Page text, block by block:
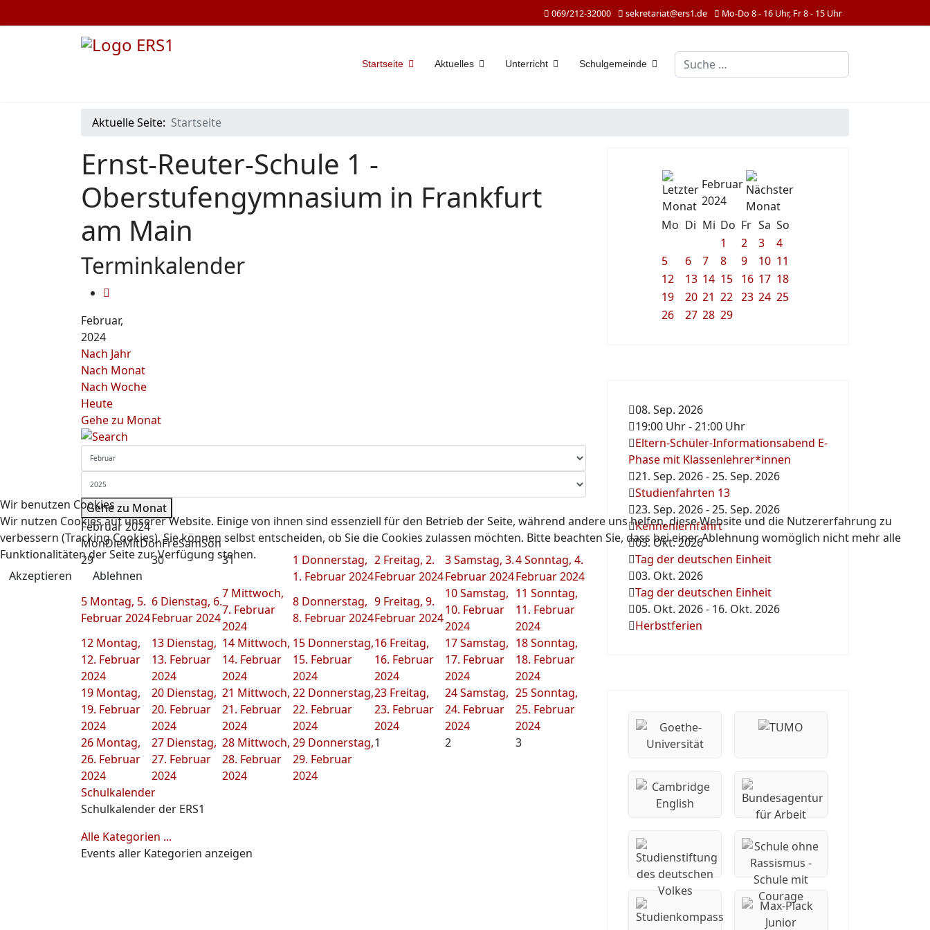
069/212-32000 sekretariat@ers1.de Mo-Do 8 - 16 Uhr, Fr 8 - 15 Uhr
Startseite Aktuelles Unterricht Schulgemeinde Suchen
Aktuelle Seite: Startseite
Ernst-Reuter-Schule 1 -
Oberstufengymnasium in Frankfurt
am Main
Terminkalender
Februar,
2024
Nach Jahr
Nach Monat
Nach Woche
Heute
Gehe zu Monat
Gehe zu Monat
Februar 2024
MonDieMitDonFreSamSon
29
30 31 1 Donnerstag,
1. Februar 2024
2 Freitag, 2.
Februar 2024
3Samstag, 3.
Februar 2024
4Sonntag, 4.
Februar 2024
5 Montag, 5.
Februar 2024
6 Dienstag, 6.
Februar 2024
7 Mittwoch,
7. Februar
2024
8 Donnerstag,
8. Februar 2024
9 Freitag, 9.
Februar 2024
10Samstag,
10. Februar
2024
11 Sonntag,
11. Februar
2024
12 Montag,
12. Februar
2024
13 Dienstag,
13. Februar
2024
14 Mittwoch,
14. Februar
2024
15 Donnerstag,
15. Februar
2024
16 Freitag,
16. Februar
2024
17Samstag,
17. Februar
2024
18Sonntag,
18. Februar
2024
19 Montag,
19. Februar
2024
20 Dienstag,
20. Februar
2024
21 Mittwoch,
21. Februar
2024
22 Donnerstag,
22. Februar
2024
23 Freitag,
23. Februar
2024
24Samstag,
24. Februar
2024
25Sonntag,
25. Februar
2024
26 Montag,
26. Februar
2024
27 Dienstag,
27. Februar
2024
28 Mittwoch,
28. Februar
2024
29 Donnerstag,
29. Februar
2024
1 2 3
Schulkalender
Schulkalender der ERS1
Alle Kategorien ...
Events aller Kategorien anzeigen
Februar
2024
Mo Di Mi Do Fr Sa So
1
2 3
4
5
6 7 8 9 10 11
12
13 14 15 16 17 18
19
20 21 22 23 24 25
26
27 28 29
08. Sep. 2026
19:00 Uhr-21:00 Uhr
Eltern-Schüler-Informationsabend E-
Phase mit Klassenlehrer*innen
21. Sep. 2026-25. Sep. 2026
Studienfahrten 13
23. Sep. 2026-25. Sep. 2026
Kennenlernfahrt
03. Okt. 2026
Tag der deutschen Einheit
03. Okt. 2026
Tag der deutschen Einheit
05. Okt. 2026- 16. Okt. 2026
Herbstferien
Wir benutzen Cookies
Wir nutzen Cookies auf unserer Website. Einige von ihnen sind essenziell für den Betrieb der Seite, während andere uns helfen, diese Website und die Nutzererfahrung zu
verbessern (Tracking Cookies). Sie können selbst entscheiden, ob Sie die Cookies zulassen möchten. Bitte beachten Sie, dass bei einer Ablehnung womöglich nicht mehr alle
Funktionalitäten der Seite zur Verfügung stehen.
Akzeptieren
Ablehnen